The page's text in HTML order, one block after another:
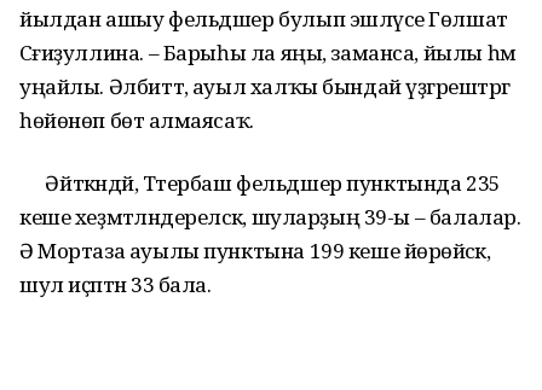
йылдан ашыу фельдшер булып эшләүсе Гөлшат
Сәғиҙуллина. – Барыһы ла яңы, заманса, йылы һәм
уңайлы. Әлбиттә, ауыл халҡы бындай үҙгәрештәргә
һөйөнөп бөтә алмаясаҡ.
Әйткәндәй, Тәтербаш фельдшер пунктында 235
кеше хеҙмәтләндереләсәк, шуларҙың 39-ы – балалар.
Ә Мортаза ауылы пунктына 199 кеше йөрөйәсәк,
шул иҫәптән 33 бала.